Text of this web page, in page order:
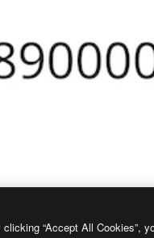
clicking “Accept All Cookies”,